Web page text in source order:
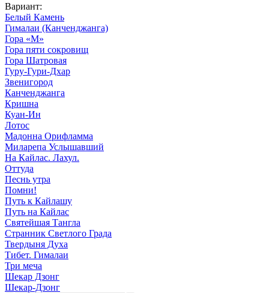
Вариант:
Белый Камень
Гималаи (Канченджанга)
Гора «М»
Гора пяти сокровищ
Гора Шатровая
Гуру-Гури-Дхар
Звенигород
Канченджанга
Кришна
Куан-Ин
Лотос
Мадонна Орифламма
Миларепа Услышавший
На Кайлас. Лахул.
Оттуда
Песнь утра
Помни!
Путь к Кайлашу
Путь на Кайлас
Святейшая Тангла
Странник Светлого Града
Твердыня Духа
Тибет. Гималаи
Три меча
Шекар Дзонг
Шекар-Дзонг